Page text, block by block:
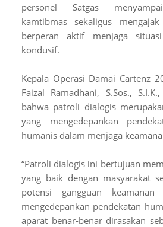
personel Satgas
kamtibmas sekaligus
berperan aktif menjaga
kondusif.
Kepala Operasi Damai Cartenz
Faizal Ramadhani, S.Sos.,
bahwa patroli dialogis
yang mengedepankan
humanis dalam menjaga
“Patroli dialogis ini bertujuan
yang baik dengan masyarakat
potensi gangguan
mengedepankan pendekatan
aparat benar-benar dirasakan